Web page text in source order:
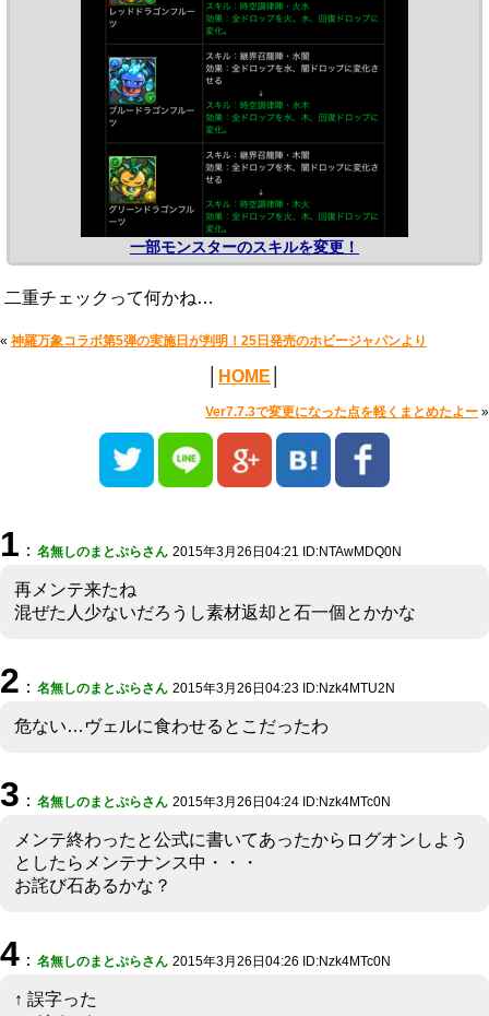
一部モンスターのスキルを変更！
二重チェックって何かね…
« 神羅万象コラボ第5弾の実施日が判明！25日発売のホビージャパンより
HOME
Ver7.7.3で変更になった点を軽くまとめたよー »
1 ： 名無しのまとぷらさん 2015年3月26日04:21 ID:NTAwMDQ0N
再メンテ来たね
混ぜた人少ないだろうし素材返却と石一個とかかな
2 ： 名無しのまとぷらさん 2015年3月26日04:23 ID:Nzk4MTU2N
危ない…ヴェルに食わせるとこだったわ
3 ： 名無しのまとぷらさん 2015年3月26日04:24 ID:Nzk4MTc0N
メンテ終わったと公式に書いてあったからログオンしよう
としたらメンテナンス中・・・
お詫び石あるかな？
4 ： 名無しのまとぷらさん 2015年3月26日04:26 ID:Nzk4MTc0N
↑ 誤字った